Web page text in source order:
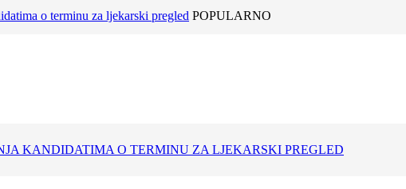
o terminu za ljekarski pregled POPULARNO
KANDIDATIMA O TERMINU ZA LJEKARSKI PREGLED